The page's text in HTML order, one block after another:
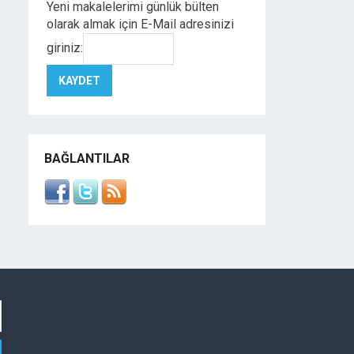
Yeni makalelerimi günlük bülten
olarak almak için E-Mail adresinizi
giriniz:
BAĞLANTILAR